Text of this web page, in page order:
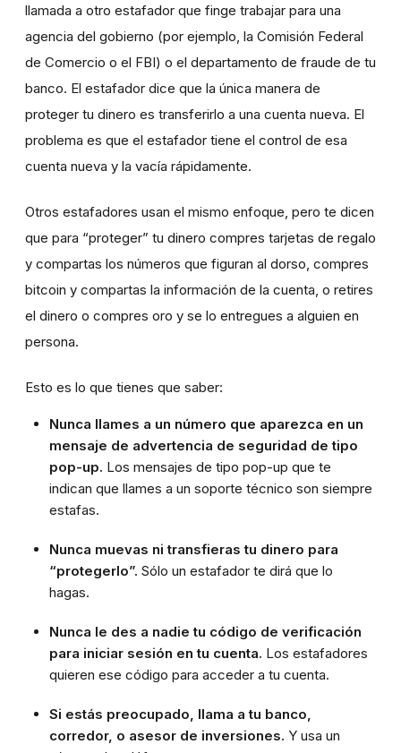
llamada a otro estafador que finge trabajar para una
agencia del gobierno (por ejemplo, la Comisión Federal
de Comercio o el FBI) o el departamento de fraude de tu
banco. El estafador dice que la única manera de
proteger tu dinero es transferirlo a una cuenta nueva. El
problema es que el estafador tiene el control de esa
cuenta nueva y la vacía rápidamente.
Otros estafadores usan el mismo enfoque, pero te dicen
que para “proteger” tu dinero compres tarjetas de regalo
y compartas los números que figuran al dorso, compres
bitcoin y compartas la información de la cuenta, o retires
el dinero o compres oro y se lo entregues a alguien en
persona.
Esto es lo que tienes que saber:
Nunca llames a un número que aparezca en un
mensaje de advertencia de seguridad de tipo
pop-up. Los mensajes de tipo pop-up que te
indican que llames a un soporte técnico son siempre
estafas.
Nunca muevas ni transfieras tu dinero para
“protegerlo”. Sólo un estafador te dirá que lo
hagas.
Nunca le des a nadie tu código de verificación
para iniciar sesión en tu cuenta. Los estafadores
quieren ese código para acceder a tu cuenta.
Si estás preocupado, llama a tu banco,
corredor, o asesor de inversiones. Y usa un